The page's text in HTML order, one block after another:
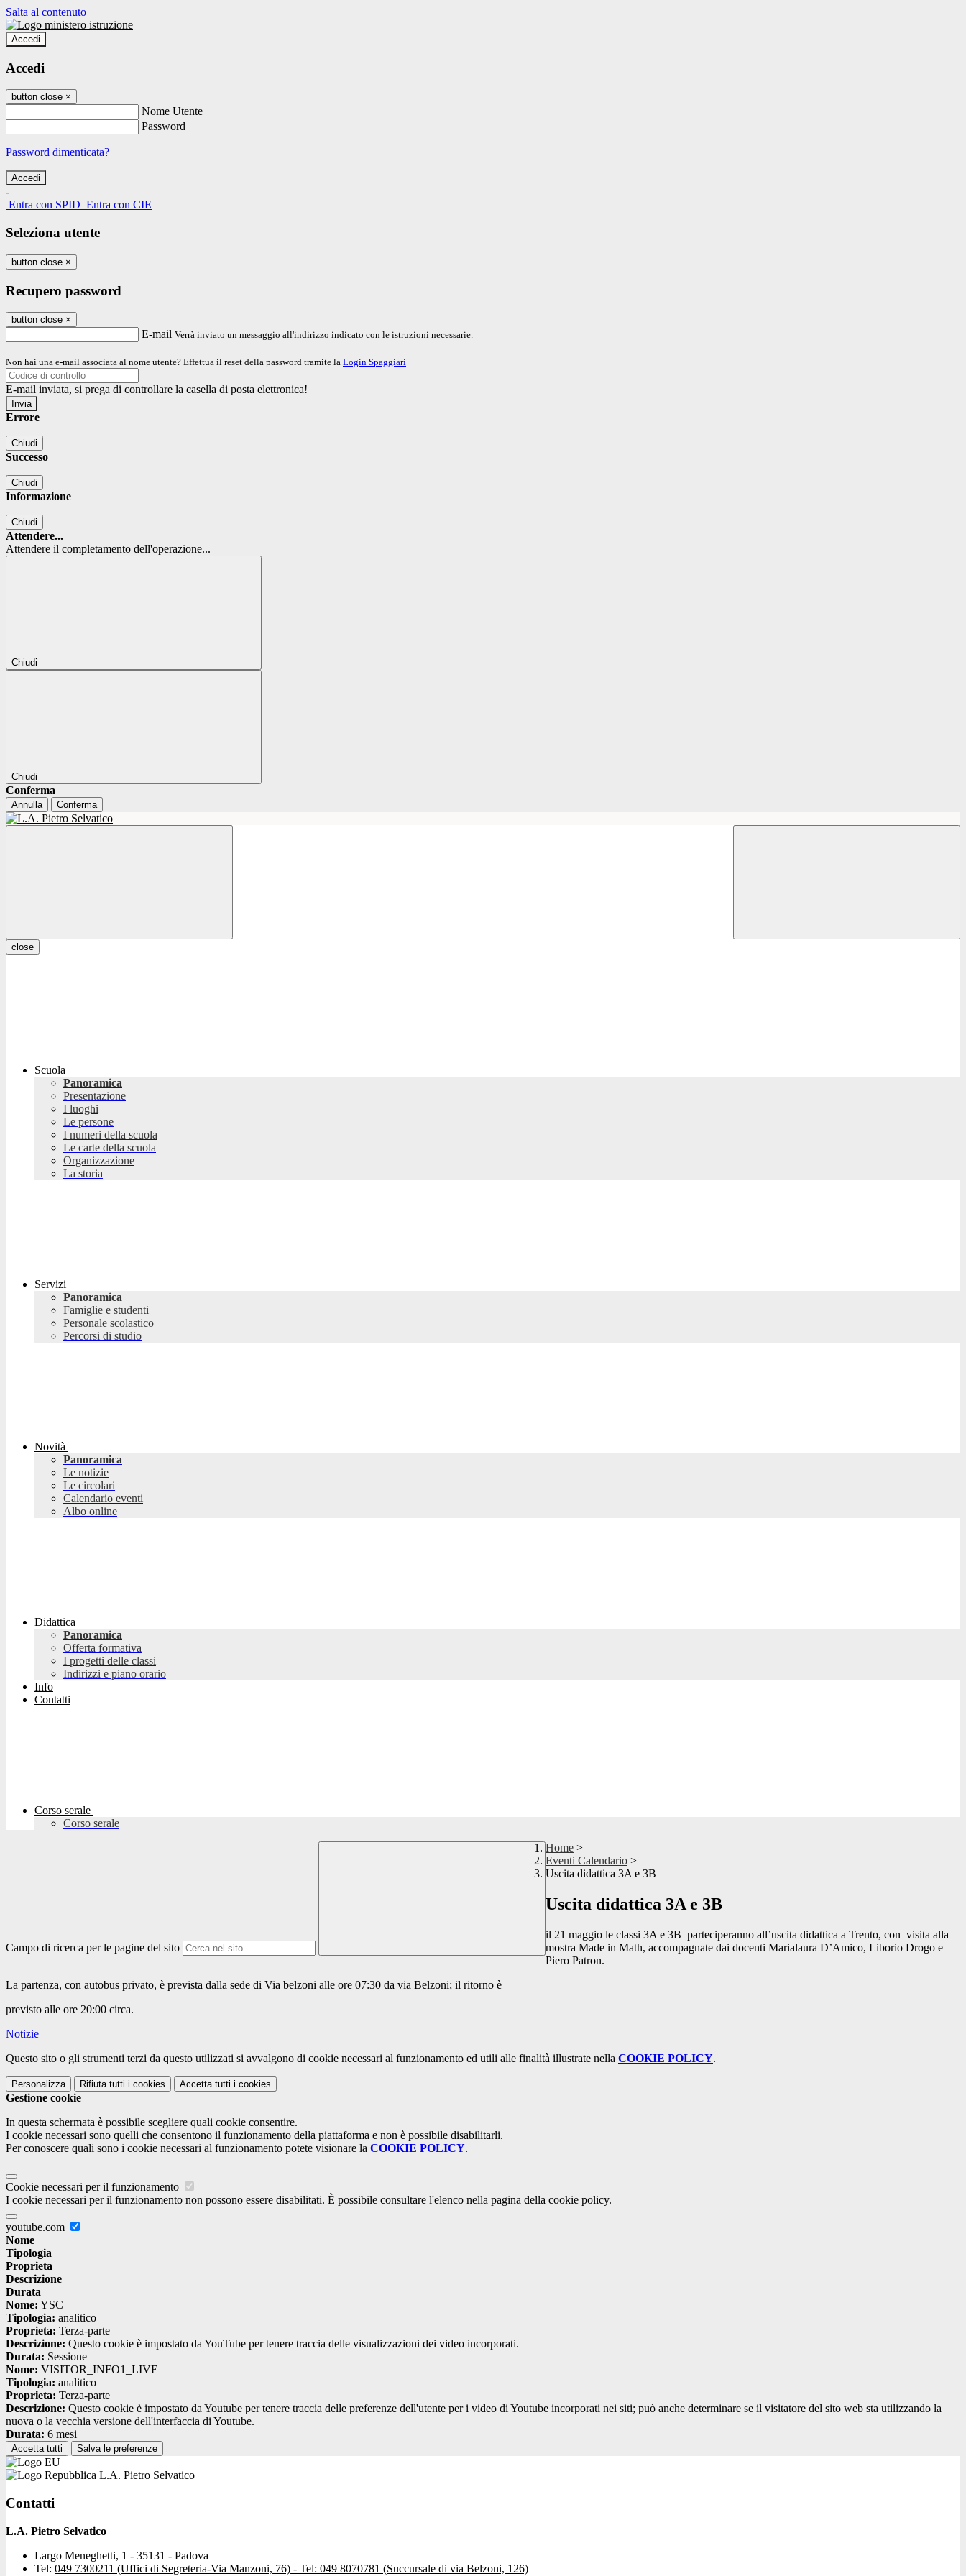
Salta al contenuto
Accedi
Accedi
button close ×
Nome Utente
Password
Password dimenticata?
-
Entra con SPID Entra con CIE
Seleziona utente
button close ×
Recupero password
button close ×
E-mail Verrà inviato un messaggio all'indirizzo indicato con le istruzioni necessarie.
Non hai una e-mail associata al nome utente? Effettua il reset della password tramite la Login Spaggiari
E-mail inviata, si prega di controllare la casella di posta elettronica!
Errore
Chiudi
Successo
Chiudi
Informazione
Chiudi
Attendere...
Attendere il completamento dell'operazione...
Chiudi
Chiudi
Conferma
Annulla Conferma
close
Scuola
Panoramica
Presentazione
I luoghi
Le persone
I numeri della scuola
Le carte della scuola
Organizzazione
La storia
Servizi
Panoramica
Famiglie e studenti
Personale scolastico
Percorsi di studio
Novità
Panoramica
Le notizie
Le circolari
Calendario eventi
Albo online
Didattica
Panoramica
Offerta formativa
I progetti delle classi
Indirizzi e piano orario
Info
Contatti
Corso serale
Corso serale
Campo di ricerca per le pagine del sito
Home >
Eventi Calendario >
Uscita didattica 3A e 3B
Uscita didattica 3A e 3B
il 21 maggio le classi 3A e 3B parteciperanno all’uscita didattica a Trento, con visita alla
mostra Made in Math, accompagnate dai docenti Marialaura D’Amico, Liborio Drogo e
Piero Patron.
La partenza, con autobus privato, è prevista dalla sede di Via belzoni alle ore 07:30 da via Belzoni; il ritorno è
previsto alle ore 20:00 circa.
Notizie
Questo sito o gli strumenti terzi da questo utilizzati si avvalgono di cookie necessari al funzionamento ed utili alle finalità illustrate nella COOKIE POLICY.
Personalizza Rifiuta tutti i cookies Accetta tutti i cookies
Gestione cookie
In questa schermata è possibile scegliere quali cookie consentire.
I cookie necessari sono quelli che consentono il funzionamento della piattaforma e non è possibile disabilitarli.
Per conoscere quali sono i cookie necessari al funzionamento potete visionare la COOKIE POLICY.
Cookie necessari per il funzionamento
I cookie necessari per il funzionamento non possono essere disabilitati. È possibile consultare l'elenco nella pagina della cookie policy.
youtube.com
Nome
Tipologia
Proprieta
Descrizione
Durata
Nome: YSC
Tipologia: analitico
Proprieta: Terza-parte
Descrizione: Questo cookie è impostato da YouTube per tenere traccia delle visualizzazioni dei video incorporati.
Durata: Sessione
Nome: VISITOR_INFO1_LIVE
Tipologia: analitico
Proprieta: Terza-parte
Descrizione: Questo cookie è impostato da Youtube per tenere traccia delle preferenze dell'utente per i video di Youtube incorporati nei siti; può anche determinare se il visitatore del sito web sta utilizzando la
nuova o la vecchia versione dell'interfaccia di Youtube.
Durata: 6 mesi
Accetta tutti Salva le preferenze
L.A. Pietro Selvatico
Contatti
L.A. Pietro Selvatico
Largo Meneghetti, 1 - 35131 - Padova
Tel: 049 7300211 (Uffici di Segreteria-Via Manzoni, 76) - Tel: 049 8070781 (Succursale di via Belzoni, 126)